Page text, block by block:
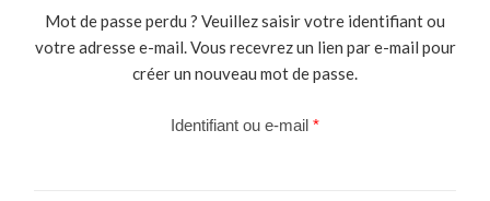
Mot de passe perdu ? Veuillez saisir votre identifiant ou
votre adresse e-mail. Vous recevrez un lien par e-mail pour
créer un nouveau mot de passe.
Identifiant ou e-mail *